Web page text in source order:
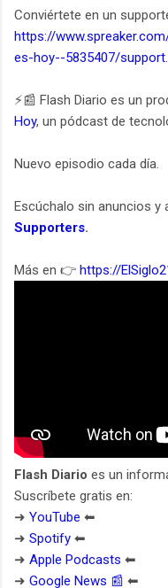
Conviértete en un
https://
es-hoy--5835407/support.
⚡️📰 Flash Diario es un
Hoy, un pódcast de
Nuevo episodio cada día.
Escúchalo sin anuncios y
Supporters.
Más en 👉 https://
Flash Diario es un
Suscríbete gratis en:
➜ YouTube ⬅︎
➜ Spotify ⬅︎
➜ Apple Podcasts ⬅︎
➜ Google News 📰 ⬅︎